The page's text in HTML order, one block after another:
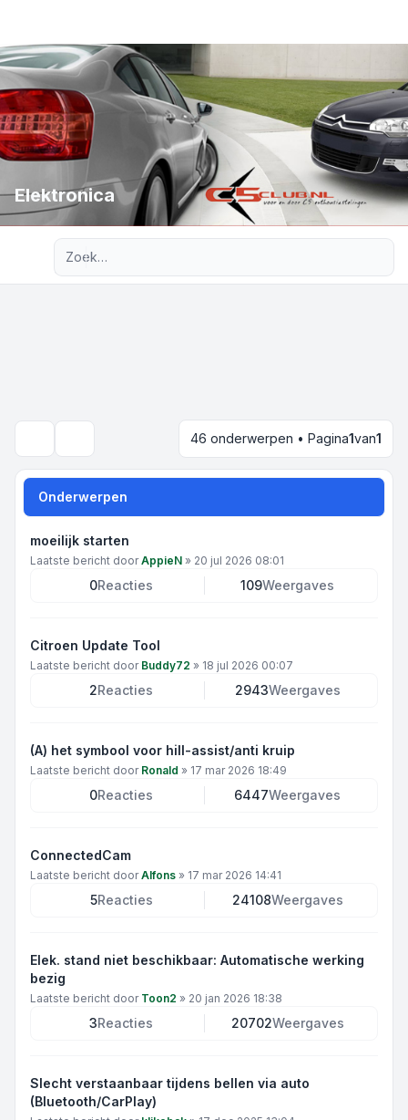
Elektronica
46 onderwerpen • Pagina1van1
Onderwerpen
moeilijk starten
Laatste bericht doorAppieN » 20 jul 2026 08:01
0Reacties 109Weergaves
Citroen Update Tool
Laatste bericht door Buddy72 » 18 jul 2026 00:07
2Reacties 2943Weergaves
(A) het symbool voor hill-assist/anti kruip
Laatste bericht door Ronald » 17 mar 2026 18:49
0Reacties 6447Weergaves
ConnectedCam
Laatste bericht doorAlfons » 17 mar 2026 14:41
5Reacties 24108Weergaves
Elek. stand niet beschikbaar: Automatische werking
bezig
Laatste bericht door Toon2 » 20 jan 2026 18:38
3Reacties 20702Weergaves
Slecht verstaanbaar tijdens bellen via auto
(Bluetooth/CarPlay)